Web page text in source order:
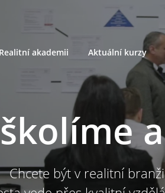
akademii Aktuální kurzy
Chcete být v realitní